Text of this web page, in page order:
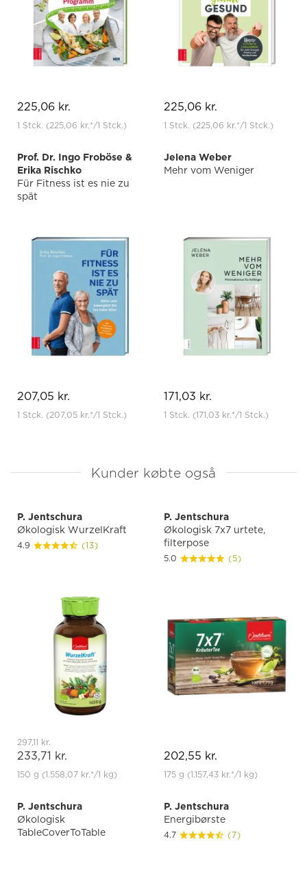
225,06 kr.
1 Stck. (225,06 kr.*/1 Stck.)
225,06 kr.
1 Stck. (225,06 kr.*/1 Stck.)
Prof. Dr. Ingo Froböse &
Erika Rischko
Für Fitness ist es nie zu
spät
207,05 kr.
1 Stck. (207,05 kr.*/1 Stck.)
Jelena Weber
Mehr vom Weniger
171,03 kr.
1 Stck. (171,03 kr.*/1 Stck.)
Kunder købte også
P. Jentschura
Økologisk WurzelKraft
4.9 (13)
297,11 kr.
233,71 kr.
150 g (1.558,07 kr.*/1 kg)
P. Jentschura
Økologisk 7x7 urtete,
filterpose
5.0 (5)
202,55 kr.
175 g (1.157,43 kr.*/1 kg)
P. Jentschura
Økologisk
TableCoverToTable
P. Jentschura
Energibørste
4.7 (7)